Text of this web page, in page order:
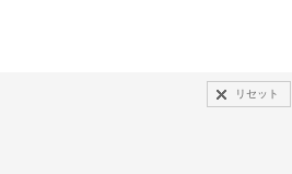
リセット